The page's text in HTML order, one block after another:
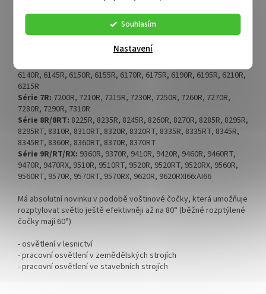
Souhlasím
Nastavení
Určeno pro John Deere
6140R, 6145R, 6150R, 6155R, 6170R, 6175R, 6190R, 6195R, 6210R,
6215R
Série 7R: 7200R, 7210R, 7215R, 7230R, 7250R, 7260R, 7270R,
7280R, 7290R, 7310R
Série 8R/8RT: 8225R, 8235R, 8245R, 8260R, 8270R, 8285R, 8295R,
8295RT, 8310R, 8310RT, 8320R, 8320RT, 8335R, 8335RT, 8345R,
8345RT, 8360R, 8360RT, 8370R, 8370RT
Série 9R/RT/RX: 9360R, 9370R, 9410R, 9420R, 9460R, 9460RT,
9470R, 9470RX, 9510R, 9510RT, 9520R, 9520RT, 9520RX, 9560R,
9560RT, 9570R, 9570RT, 9570RX, 9620R, 9620RXI66:AI66
Má absolutní novinku v podobě voštinové čočky, která umožňuje
rozptylovat světlo ještě efektivněji až na 80° (běžné rozptýlené
čočky mají 60°)
- osvětlení v lesnictví
- pracovní osvětlení v zemědělských strojích
- pracovní osvětlení ve stavebních strojích